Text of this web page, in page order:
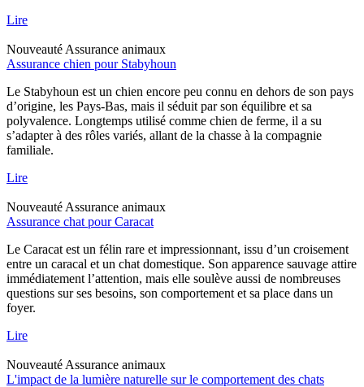
Lire
Nouveauté Assurance animaux
Assurance chien pour Stabyhoun
Le Stabyhoun est un chien encore peu connu en dehors de son pays
d’origine, les Pays-Bas, mais il séduit par son équilibre et sa
polyvalence. Longtemps utilisé comme chien de ferme, il a su
s’adapter à des rôles variés, allant de la chasse à la compagnie
familiale.
Lire
Nouveauté Assurance animaux
Assurance chat pour Caracat
Le Caracat est un félin rare et impressionnant, issu d’un croisement
entre un caracal et un chat domestique. Son apparence sauvage attire
immédiatement l’attention, mais elle soulève aussi de nombreuses
questions sur ses besoins, son comportement et sa place dans un
foyer.
Lire
Nouveauté Assurance animaux
L'impact de la lumière naturelle sur le comportement des chats